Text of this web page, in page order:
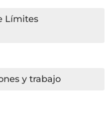
Límites
y trabajo